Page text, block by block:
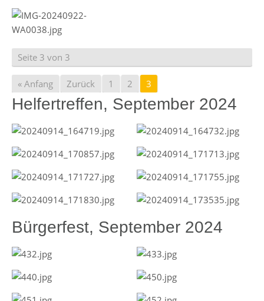
Seite 3 von 3
« Anfang Zurück 1 2 3
Helfertreffen, September 2024
Bürgerfest, September 2024